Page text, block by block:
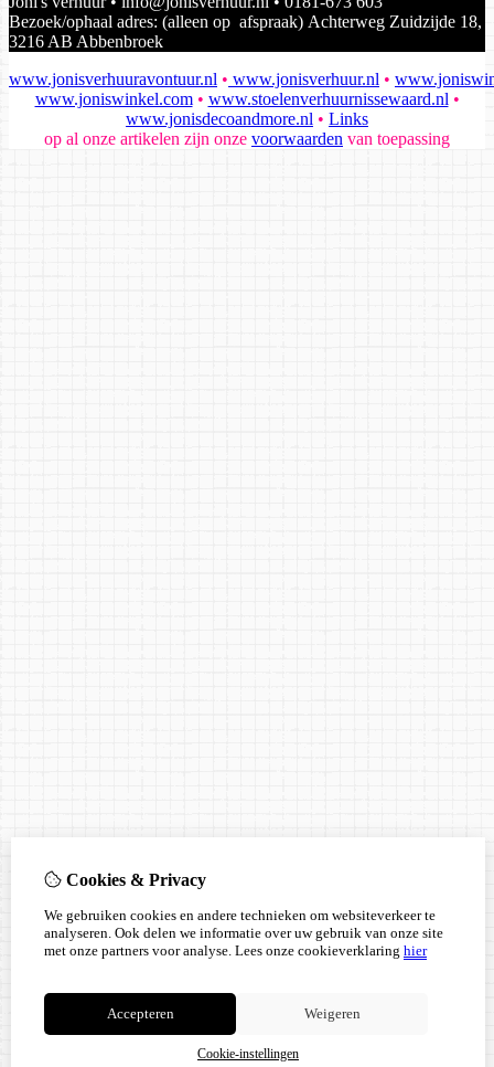
Bezoek/ophaal adres: (alleen op afspraak) Achterweg Zuidzijde 18,
3216 AB Abbenbroek
www.jonisverhuuravontuur.nl • www.jonisverhuur.nl •
www.joniswinkel.com• www.stoelenverhuurnissewaard.nl •
www.jonisdecoandmore.nl • Links
op al onze artikelen zijn onze voorwaarden van toepassing
Cookies & Privacy
We gebruiken cookies en andere technieken om websiteverkeer te
analyseren. Ook delen we informatie over uw gebruik van onze site
met onze partners voor analyse. Lees onze cookieverklaring hier
Accepteren Weigeren
Cookie-instellingen